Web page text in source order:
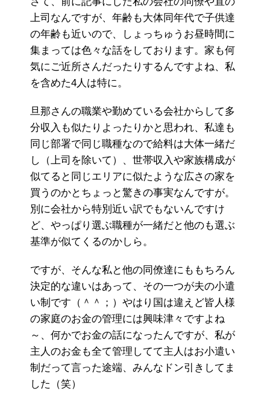
上司なんですが、年齢も大体同年代で子供達
の年齢も近いので、しょっちゅうお昼時間に
集まっては色々な話をしております。家も何
気にご近所さんだったりするんですよね、私
を含めた4人は特に。
旦那さんの職業や勤めている会社からして多
分収入も似たりよったりかと思われ、私達も
同じ部署で同じ職種なので給料は大体一緒だ
し（上司を除いて）、世帯収入や家族構成が
似てると同じエリアに似たような広さの家を
買うのかとちょっと驚きの事実なんですが。
別に会社から特別近い訳でもないんですけ
ど、やっぱり選ぶ職種が一緒だと他のも選ぶ
基準が似てくるのかしら。
ですが、そんな私と他の同僚達にももちろん
決定的な違いはあって、その一つが夫の小遣
い制です（＾＾；）やはり国は違えど皆人様
の家庭のお金の管理には興味津々ですよね
～、何かでお金の話になったんですが、私が
主人のお金も全て管理してて主人はお小遣い
制だって言った途端、みんなドン引きしてま
した（笑）